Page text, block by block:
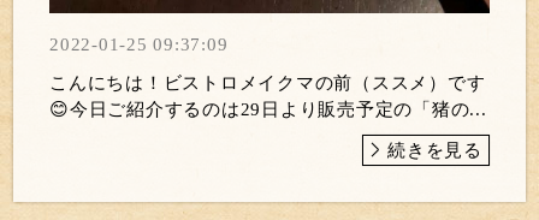
2022-01-25 09:37:09
こんにちは！ビストロメイクマの前（ススメ）です
😊今日ご紹介するのは29日より販売予定の「猪の...
続きを見る